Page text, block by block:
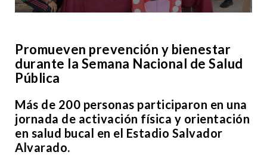
Promueven prevención y bienestar
durante la Semana Nacional de Salud
Pública
Más de 200 personas participaron en una
jornada de activación física y orientación
en salud bucal en el Estadio Salvador
Alvarado.